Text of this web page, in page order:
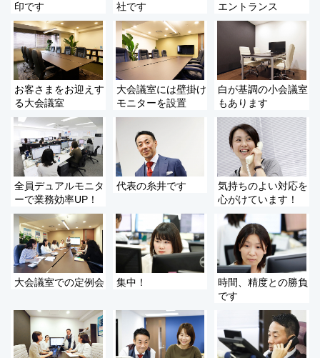
印です
社です
エントランス
お客さまをお迎えす
る大会議室
大会議室には壁掛け
モニターを設置
白が基調の小会議室
もあります
全員デュアルモニタ
ーで業務効率UP！
代表の糸井です
気持ちのよい対応を
心がけています！
大会議室での定例会 集中！
時間、精度との勝負
です